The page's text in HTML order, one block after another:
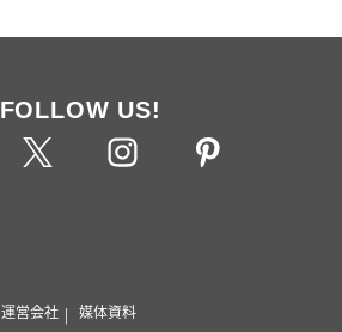
FOLLOW US!
運営会社 媒体資料